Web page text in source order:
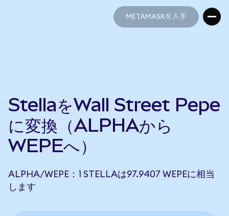
METAMASKを入手
StellaをWall Street Pepe
に変換（ALPHAから
WEPEへ）
ALPHA/WEPE：1 STELLAは97.9407 WEPEに相当
します